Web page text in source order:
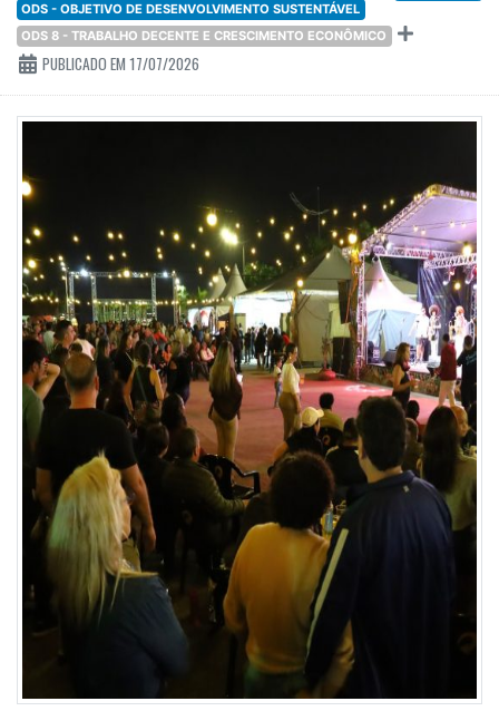
ODS - OBJETIVO DE DESENVOLVIMENTO SUSTENTÁVEL
ODS 8 - TRABALHO DECENTE E CRESCIMENTO ECONÔMICO
PUBLICADO EM 17/07/2026